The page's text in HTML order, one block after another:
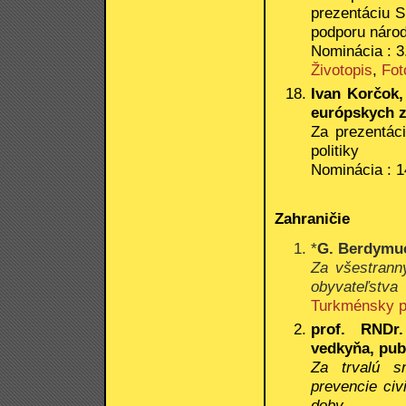
prezentáciu
podporu
Nominácia :
Životopis,
Ivan
európskych
Za
politiky
Nominácia :
Zahraničie
*G.
Za
obyvateľstva
Turkménsky
prof.
vedkyňa,
Za trvalú
prevencie